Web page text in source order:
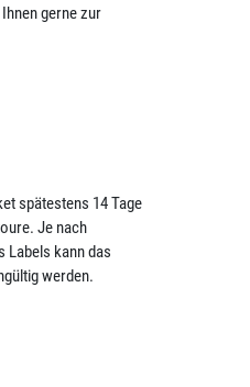
gerne zur
spätestens 14 Tage
Je nach
Labels kann das
werden.